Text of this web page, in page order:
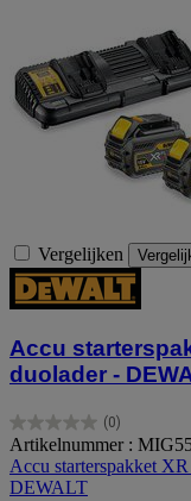
Vergelijken
Accu
duolader -
(0)
0.0
van
de
5
Artikelnummer :
Accu starterspakket
DEWALT